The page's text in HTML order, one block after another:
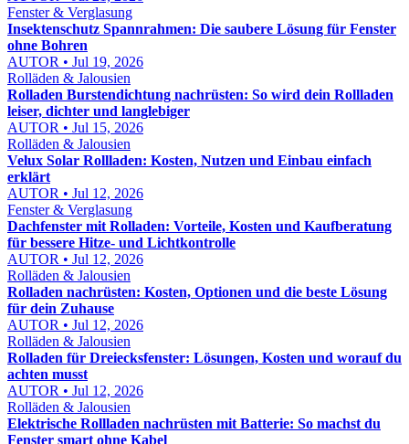
Fenster & Verglasung
Insektenschutz Spannrahmen: Die saubere Lösung für Fenster
ohne Bohren
AUTOR • Jul 19, 2026
Rolläden & Jalousien
Rolladen Burstendichtung nachrüsten: So wird dein Rollladen
leiser, dichter und langlebiger
AUTOR • Jul 15, 2026
Rolläden & Jalousien
Velux Solar Rollladen: Kosten, Nutzen und Einbau einfach
erklärt
AUTOR • Jul 12, 2026
Fenster & Verglasung
Dachfenster mit Rolladen: Vorteile, Kosten und Kaufberatung
für bessere Hitze- und Lichtkontrolle
AUTOR • Jul 12, 2026
Rolläden & Jalousien
Rolladen nachrüsten: Kosten, Optionen und die beste Lösung
für dein Zuhause
AUTOR • Jul 12, 2026
Rolläden & Jalousien
Rolladen für Dreiecksfenster: Lösungen, Kosten und worauf du
achten musst
AUTOR • Jul 12, 2026
Rolläden & Jalousien
Elektrische Rollladen nachrüsten mit Batterie: So machst du
Fenster smart ohne Kabel